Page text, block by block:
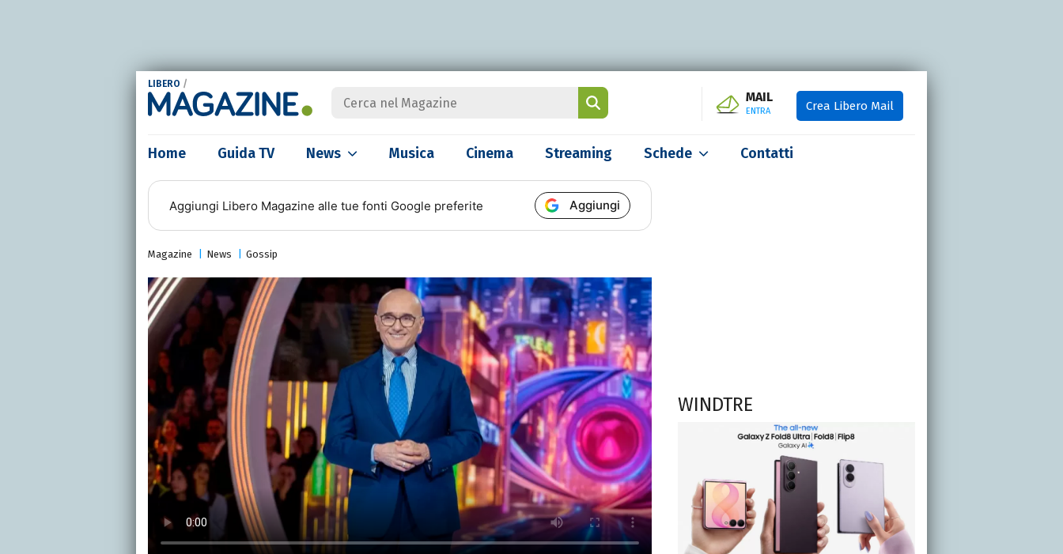
LIBERO /
MAIL
ENTRA Crea Libero Mail
Home Guida TV News Musica Cinema Streaming Schede Contatti
Aggiungi Libero Magazine alle tue fonti Google preferite Aggiungi
Magazine News Gossip
WINDTRE